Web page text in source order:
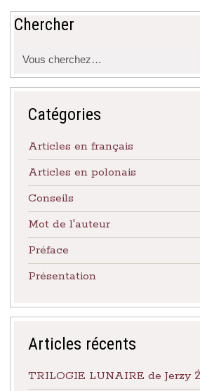
Chercher
pour
:
Catégories
Articles en français
Articles en polonais
Conseils
Mot de l'auteur
Préface
Présentation
Articles récents
TRILOGIE LUNAIRE de Jerzy
Les Éditions Toute
Réf. Dilicom :